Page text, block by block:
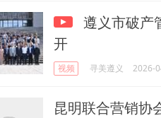
遵义市破产
开
视频 寻美遵义 2026-
昆明联合营销协